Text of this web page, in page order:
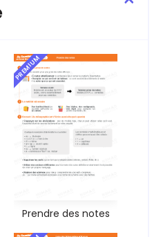
PREMIUM
Prendre des notes